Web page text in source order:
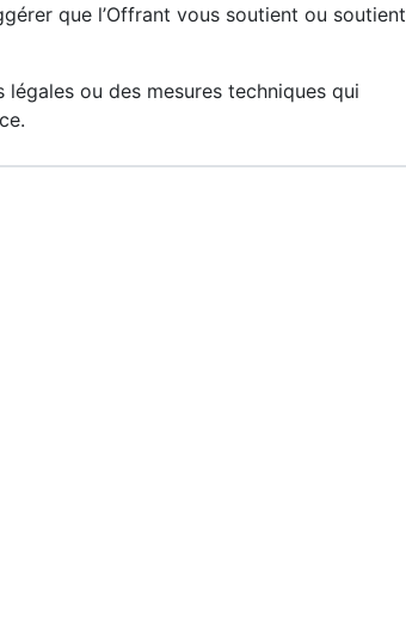
que l’Offrant vous soutient ou soutient
ou des mesures techniques qui